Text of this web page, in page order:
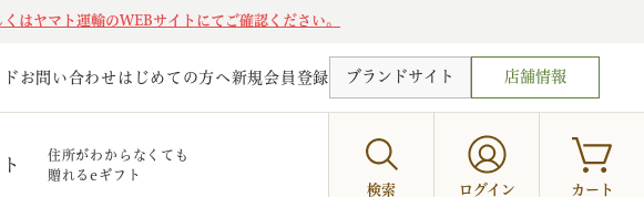
はヤマト運輸のWEBサイトにてご確認ください。
お問い合わせ はじめての方へ新規会員登録 ブランドサイト 店舗情報
住所がわからなくても
贈れるeギフト
検索 ログイン カート